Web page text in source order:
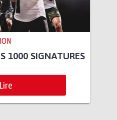
1000 SIGNATURES
Lire